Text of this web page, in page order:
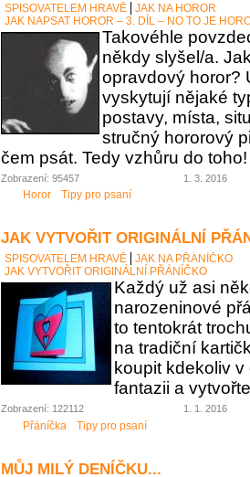
SPISOVATELEM HRAVĚ
JAK NA HOROR
JAK NAPSAT HOROR – 3. DÍL – NO TO JE
Takovéhle
někdy slyšel/a.
opravdový horor?
vyskytují nějaké
postavy, místa,
stručný hororový
čem psát. Tedy vzhůru do toho!
Zobrazení: 95457 1. 3. 2016
Horor Tipy pro psaní
JAK VYTVOŘIT ORIGINÁLNÍ
SPISOVATELEM HRAVĚ
JAK NA PŘÁNÍČKO
JAK VYTVOŘIT ORIGINÁLNÍ PŘÁNÍČKO
Každý už asi
narozeninové
to tentokrát
na tradiční
koupit kdekoliv
fantazii a
Zobrazení: 122112 1. 1. 2016
Přáníčka Tipy pro psaní
MŮJ MILÝ DENÍČKU...